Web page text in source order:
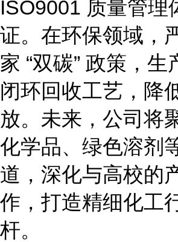
ISO9001 质量管理
证。在环保领域，
家 “双碳” 政策，生
闭环回收工艺，降
放。未来，公司将
化学品、绿色溶剂
道，深化与高校的
作，打造精细化工
杆。